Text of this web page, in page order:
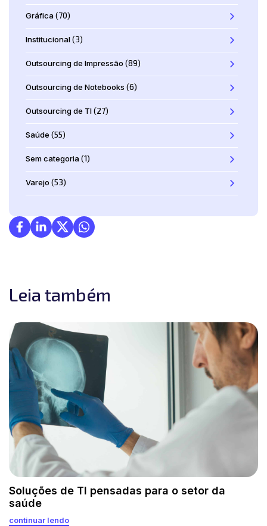
Gráfica(70)
Institucional(3)
Outsourcing de Impressão (89)
Outsourcing de Notebooks (6)
Outsourcing de TI(27)
Saúde (55)
Sem categoria(1)
Varejo (53)
Leia também
Soluções de TI pensadas para o setor da
saúde
continuar lendo